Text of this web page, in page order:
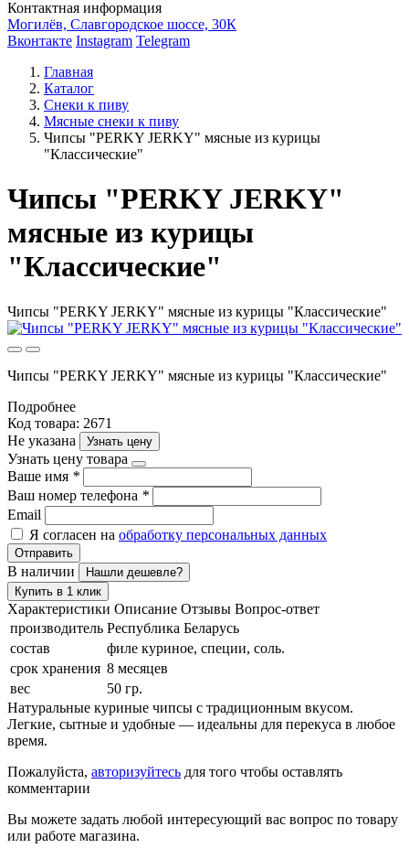
Контактная информация
Могилёв, Славгородское шоссе, 30К
Вконтакте Instagram Telegram
Главная
Каталог
Снеки к пиву
Мясные снеки к пиву
Чипсы "PERKY JERKY" мясные из курицы
"Классические"
Чипсы "PERKY JERKY"
мясные из курицы
"Классические"
Чипсы "PERKY JERKY" мясные из курицы "Классические"
Чипсы "PERKY JERKY" мясные из курицы "Классические"
Подробнее
Код товара: 2671
Не указана
Узнать цену
Узнать цену товара
Ваше имя *
Ваш номер телефона *
Email
Я согласен на обработку персональных данных
Отправить
В наличии
Нашли дешевле?
Купить в 1 клик
Характеристики Описание Отзывы Вопрос-ответ
производитель Республика Беларусь
состав
филе куриное, специи, соль.
срок хранения 8 месяцев
вес
50 гр.
Натуральные куриные чипсы с традиционным вкусом.
Легкие, сытные и удобные — идеальны для перекуса в любое
время.
Пожалуйста, авторизуйтесь для того чтобы оставлять
комментарии
Вы можете задать любой интересующий вас вопрос по товару
или работе магазина.